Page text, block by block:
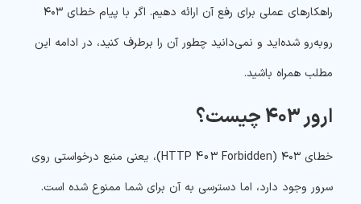
راهکارهای عملی برای رفع آن ارائه دهیم. اگر با پیام خطای ۴۰۳
روبه‌رو شده‌اید و نمی‌دانید چطور آن را برطرف کنید، در ادامه این
مطلب همراه باشید.
ارور ۴۰۳ چیست؟
خطای ۴۰۳ (HTTP 403 Forbidden)، یعنی منبع درخواستی روی
سرور وجود دارد، اما دسترسی به آن برای شما ممنوع شده است.